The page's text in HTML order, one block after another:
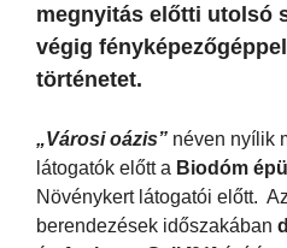
megnyitás előtti utolsó
végig
történetet.
„Városi oázis” néven nyílik
látogatók előtt a Biodóm
Növénykert látogatói előtt.
berendezések időszakában